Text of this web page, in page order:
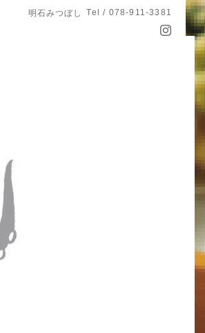
明石みつぼし Tel / 078-911-3381